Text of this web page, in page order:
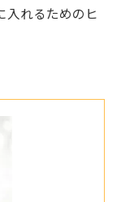
入れるためのヒ